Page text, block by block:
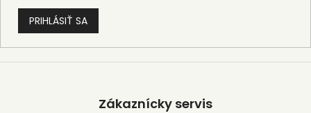
PRIHLÁSIŤ SA
Z
Zákaznícky servis